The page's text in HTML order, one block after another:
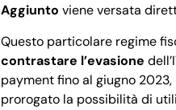
Aggiunto viene versata
Questo particolare regime
contrastare l’evasione
payment fino al giugno
prorogato la possibilità di